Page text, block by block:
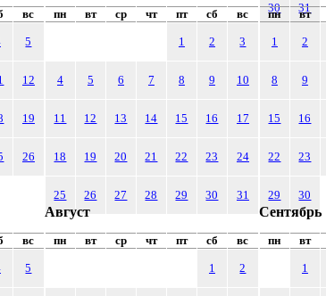
30 31
вс
5
12
19
26
пн вт ср чт пт сб вс
1 2 3
4 5 6 7 8 9 10
11 12 13 14 15 16 17
18 19 20 21 22 23 24
25 26 27 28 29 30 31
пн вт
1 2
8 9
15 16
22 23
29 30
вс
5
Август
пн вт ср чт пт сб вс
1 2
Сентябрь
пн вт
1